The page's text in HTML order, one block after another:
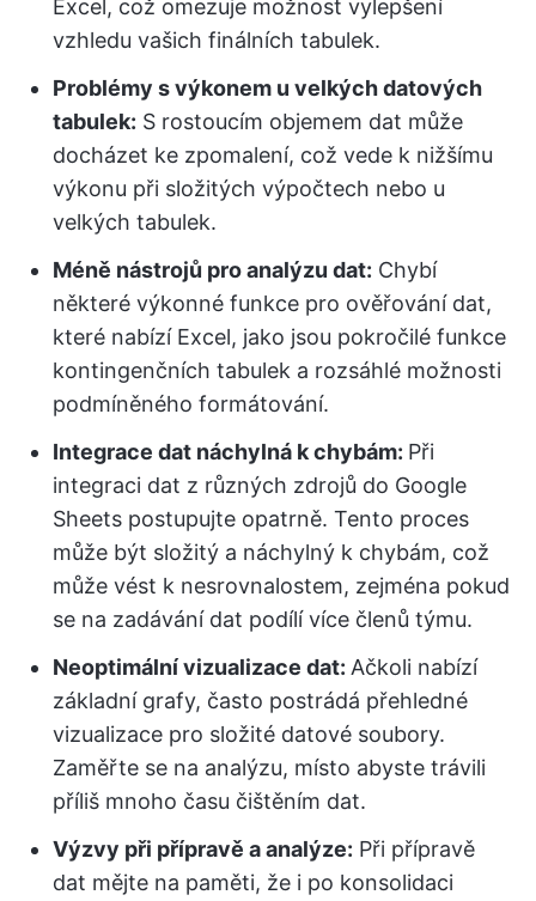
Excel, což omezuje možnost vylepšení
vzhledu vašich finálních tabulek.
Problémy s výkonem u velkých datových
tabulek: S rostoucím objemem dat může
docházet ke zpomalení, což vede k nižšímu
výkonu při složitých výpočtech nebo u
velkých tabulek.
Méně nástrojů pro analýzu dat: Chybí
některé výkonné funkce pro ověřování dat,
které nabízí Excel, jako jsou pokročilé funkce
kontingenčních tabulek a rozsáhlé možnosti
podmíněného formátování.
Integrace dat náchylná k chybám: Při
integraci dat z různých zdrojů do Google
Sheets postupujte opatrně. Tento proces
může být složitý a náchylný k chybám, což
může vést k nesrovnalostem, zejména pokud
se na zadávání dat podílí více členů týmu.
Neoptimální vizualizace dat: Ačkoli nabízí
základní grafy, často postrádá přehledné
vizualizace pro složité datové soubory.
Zaměřte se na analýzu, místo abyste trávili
příliš mnoho času čištěním dat.
Výzvy při přípravě a analýze: Při přípravě
dat mějte na paměti, že i po konsolidaci